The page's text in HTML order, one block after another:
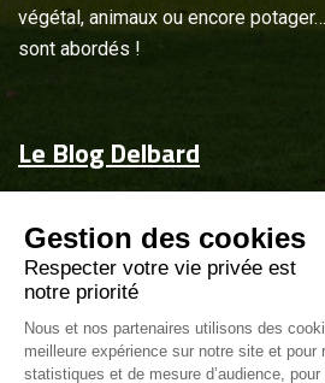
végétal, animaux ou encore
sont abordés !
Le Blog Delbard
Jardin & maison
Inspiration
Couvrez-les d'attentions
Delbard.fr
Gestion des cookies
Respecter votre vie privée est
notre priorité
Nous et nos partenaires utilisons des
meilleure expérience sur notre site et pour
statistiques et de mesure d’audience,